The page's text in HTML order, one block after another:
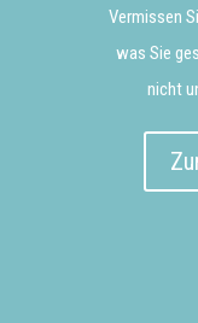
Vermissen
was Sie
nicht